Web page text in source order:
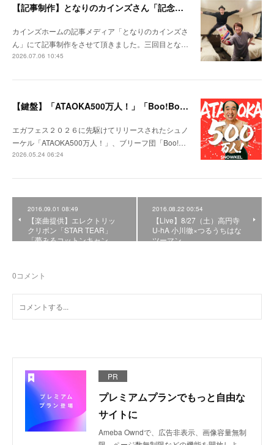
【記事制作】となりのカインズさん「記念日を忘れがちな夫婦が、なんでもない日にプレゼントを贈りあってみた」
カインズホームの記事メディア「となりのカインズさ
ん」にて記事制作をさせて頂きました。三回目とな…
2026.07.06 10:45
【鍵盤】「ATAOKA500万人！」「Boo!Boo!Boost!」
エガフェス２０２６に先駆けてリリースされたシュノ
ーケル「ATAOKA500万人！」、ブリーフ団「Boo!…
2026.05.24 06:24
2016.09.01 08:49
【楽曲提供】エレクトリッ
クリボン「STAR TEAR」
「夢みるコットンキャン…
2016.08.22 00:54
【Live】8/27（土）高円寺
U-hA 小川徹×つるうちはな
ツーマン
0コメント
PR
プレミアムプランでもっと自由な
サイトに
Ameba Owndで、広告非表示、画像容量無制